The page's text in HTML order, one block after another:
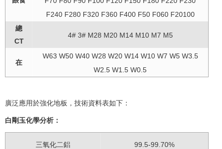
F240 F280 F320 F360 F400 F50 F060 F20100
總
CT
4# 3# M28 M20 M14 M10 M7 M5
在
W63 W50 W40 W28 W20 W14 W10 W7 W5 W3.5
W2.5 W1.5 W0.5
廣泛應用於強化地板，技術資料表如下：
白剛玉化學分析：
三氧化二鋁 99.5-99.70%